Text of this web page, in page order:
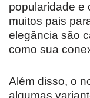
popularidade e
muitos pais
elegância são
como sua
Além disso, o
algumas